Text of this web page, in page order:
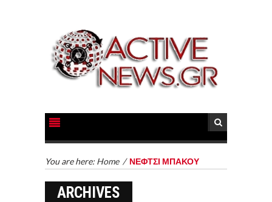
You are here: Home / ΝΕΦΤΣΙ ΜΠΑΚΟΥ
ARCHIVES